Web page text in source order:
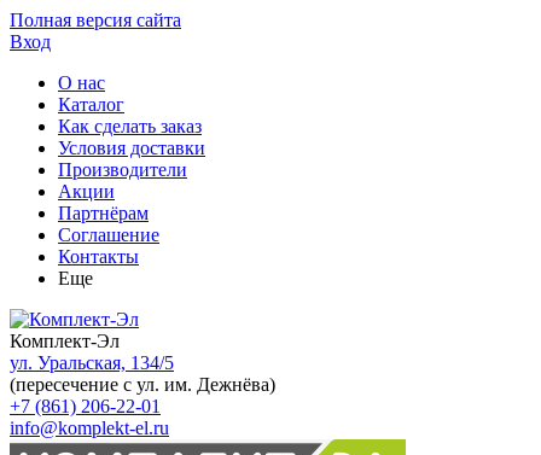
Полная версия сайта
Вход
О нас
Каталог
Как сделать заказ
Условия доставки
Производители
Акции
Партнёрам
Соглашение
Контакты
Еще
Комплект-Эл
ул. Уральская, 134/5
(пересечение с ул. им. Дежнёва)
+7 (861) 206-22-01
info@komplekt-el.ru